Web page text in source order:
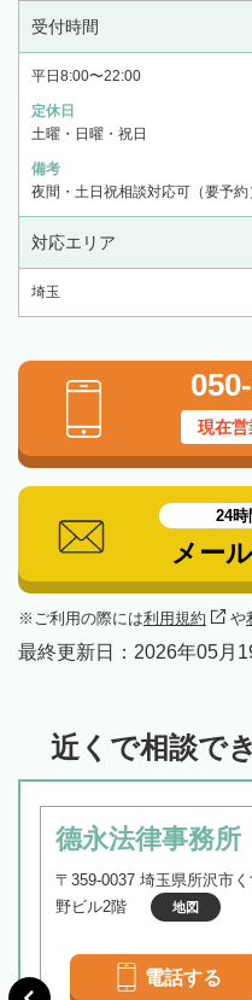
受付時間
平日8:00〜22:00
定休日
土曜・日曜・祝日
備考
夜間・土日祝相談対応可（要予約
対応エリア
埼玉
現在営
24時
メー
ご利用の際には利用規約 や
最終更新日： 2026年05月
近くで相談で
德永法律事務所
〒359-0037 埼玉県所沢市
野ビル2階
地図
電話する